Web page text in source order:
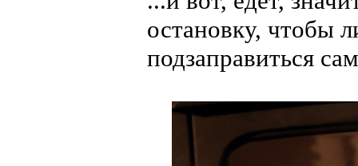
остановку, чтобы
подзаправиться